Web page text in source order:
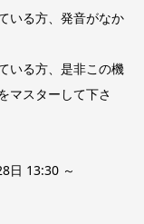
いる方、発音がなか
いる方、是非この機
マスターして下さ
日 13:30 ～